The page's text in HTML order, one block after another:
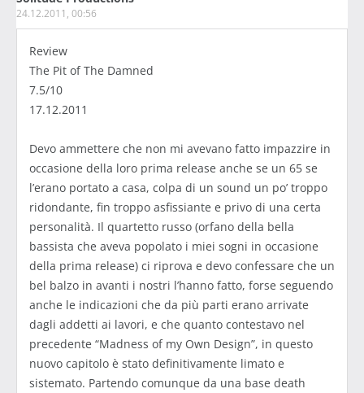
24.12.2011, 00:56
Review
The Pit of The Damned
7.5/10
17.12.2011
Devo ammettere che non mi avevano fatto impazzire in
occasione della loro prima release anche se un 65 se
l’erano portato a casa, colpa di un sound un po’ troppo
ridondante, fin troppo asfissiante e privo di una certa
personalità. Il quartetto russo (orfano della bella
bassista che aveva popolato i miei sogni in occasione
della prima release) ci riprova e devo confessare che un
bel balzo in avanti i nostri l’hanno fatto, forse seguendo
anche le indicazioni che da più parti erano arrivate
dagli addetti ai lavori, e che quanto contestavo nel
precedente “Madness of my Own Design”, in questo
nuovo capitolo è stato definitivamente limato e
sistemato. Partendo comunque da una base death